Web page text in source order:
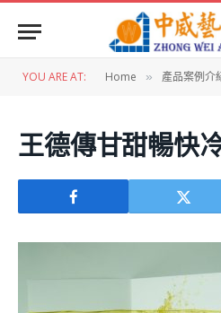
YOU ARE AT: Home » 產品案例介
王德傳甘甜暢快